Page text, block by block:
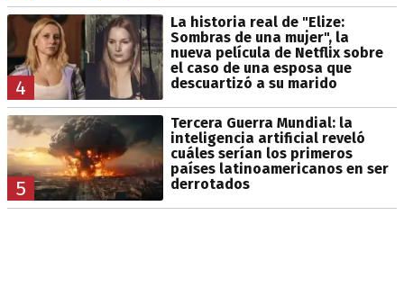
4
La historia real de "Elize:
Sombras de una mujer", la
nueva película de Netflix sobre
el caso de una esposa que
descuartizó a su marido
5
Tercera Guerra Mundial: la
inteligencia artificial reveló
cuáles serían los primeros
países latinoamericanos en ser
derrotados